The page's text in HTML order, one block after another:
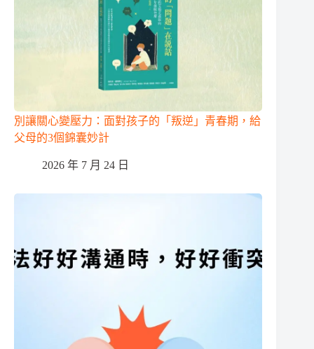
別讓關心變壓力：面對孩子的「叛逆」青春期，給
父母的3個錦囊妙計
2026 年 7 月 24 日